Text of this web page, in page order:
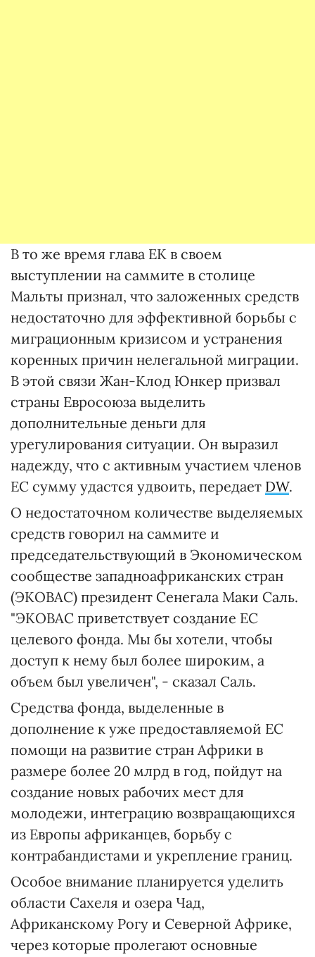
В то же время глава ЕК в своем
выступлении на саммите в столице
Мальты признал, что заложенных средств
недостаточно для эффективной борьбы с
миграционным кризисом и устранения
коренных причин нелегальной миграции.
В этой связи Жан-Клод Юнкер призвал
страны Евросоюза выделить
дополнительные деньги для
урегулирования ситуации. Он выразил
надежду, что с активным участием членов
ЕС сумму удастся удвоить, передает DW.
О недостаточном количестве выделяемых
средств говорил на саммите и
председательствующий в Экономическом
сообществе западноафриканских стран
(ЭКОВАС) президент Сенегала Маки Саль.
"ЭКОВАС приветствует создание ЕС
целевого фонда. Мы бы хотели, чтобы
доступ к нему был более широким, а
объем был увеличен", - сказал Саль.
Средства фонда, выделенные в
дополнение к уже предоставляемой ЕС
помощи на развитие стран Африки в
размере более 20 млрд в год, пойдут на
создание новых рабочих мест для
молодежи, интеграцию возвращающихся
из Европы африканцев, борьбу с
контрабандистами и укрепление границ.
Особое внимание планируется уделить
области Сахеля и озера Чад,
Африканскому Рогу и Северной Африке,
через которые пролегают основные